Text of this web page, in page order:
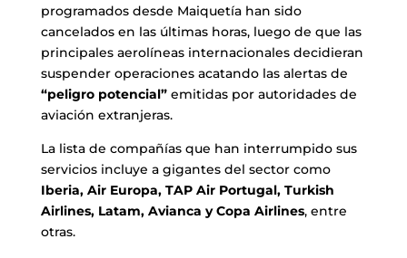
programados desde Maiquetía han sido
cancelados en las últimas horas, luego de que las
principales aerolíneas internacionales decidieran
suspender operaciones acatando las alertas de
“peligro potencial”emitidas por autoridades de
aviación extranjeras.
La lista de compañías que han interrumpido sus
servicios incluye a gigantes del sector como
Iberia, Air Europa, TAP Air Portugal, Turkish
Airlines, Latam, Avianca y Copa Airlines, entre
otras.